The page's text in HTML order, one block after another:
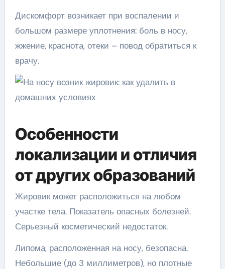
Дискомфорт возникает при воспалении и
большом размере уплотнения: боль в носу,
жжение, краснота, отеки – повод обратиться к
врачу.
Особенности
локализации и отличия
от других образований
Жировик может расположиться на любом
участке тела. Показатель опасных болезней.
Серьезный косметический недостаток.
Липома, расположенная на носу, безопасна.
Небольшие (до 3 миллиметров), но плотные